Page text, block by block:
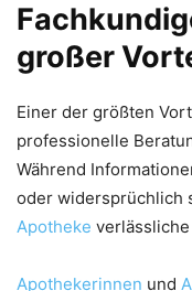
großer
Einer der größten
professionelle
Während
oder widersprüchlich
Apotheke
Apothekerinnen und